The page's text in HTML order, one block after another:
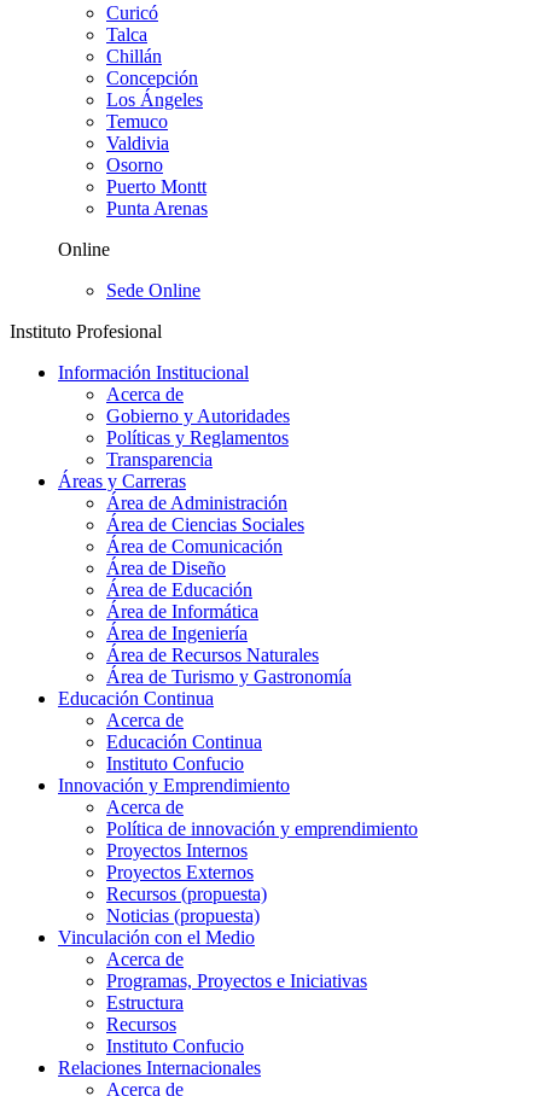
Curicó
Talca
Chillán
Concepción
Los Ángeles
Temuco
Valdivia
Osorno
Puerto Montt
Punta Arenas
Online
Sede Online
Instituto Profesional
Información Institucional
Acerca de
Gobierno y Autoridades​
Políticas y Reglamentos​
Transparencia
Áreas y Carreras
Área de Administración
Área de Ciencias Sociales
Área de Comunicación
Área de Diseño
Área de Educación
Área de Informática
Área de Ingeniería
Área de Recursos Naturales
Área de Turismo y Gastronomía
Educación Continua
Acerca de
Educación Continua
Instituto Confucio
Innovación y Emprendimiento
Acerca de
Política de innovación y emprendimiento
Proyectos Internos
Proyectos Externos
Recursos (propuesta)
Noticias (propuesta)
Vinculación con el Medio
Acerca de
Programas, Proyectos e Iniciativas
Estructura
Recursos
Instituto Confucio
Relaciones Internacionales
Acerca de